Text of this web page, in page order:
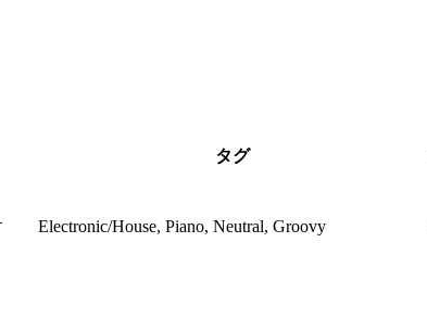
タグ
Electronic/House, Piano, Neutral, Groovy